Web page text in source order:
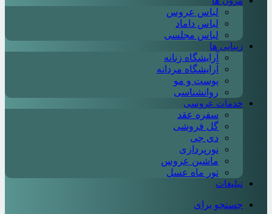
لباس عروس
لباس داماد
لباس مجلسی
زیبایی ها
آرایشگاه زنانه
آرایشگاه مردانه
پوست و مو
روانشناسی
خدمات عروسی
سفره عقد
گل فروشی
دی جی
نورپردازی
ماشین عروس
تور ماه عسل
تبلیغات
جستجو برای